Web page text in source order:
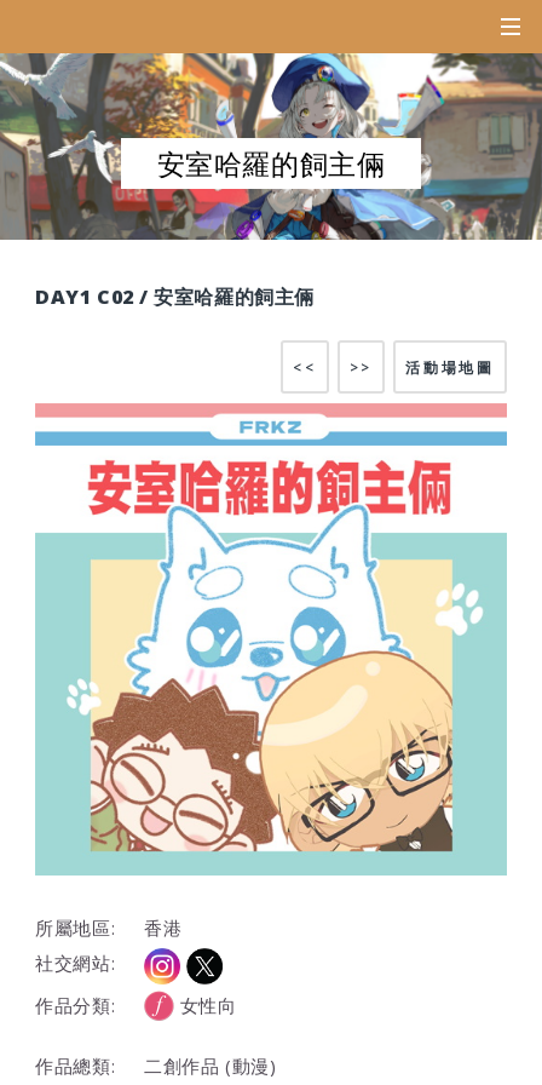
安室哈羅的飼主倆
DAY1 C02 / 安室哈羅的飼主倆
活動場地圖
>>
<<
所屬地區:
香港
社交網站:
作品分類:
女性向
作品總類: 二創作品 (動漫)